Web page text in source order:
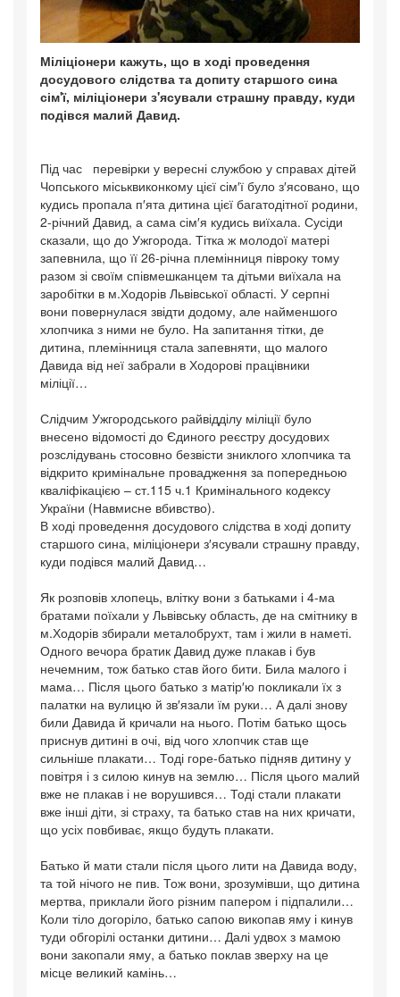
Міліціонери кажуть, що в ході проведення
досудового слідства та допиту старшого сина
сім'ї, міліціонери з'ясували страшну правду, куди
подівся малий Давид.
Під час перевірки у вересні службою у справах дітей
Чопського міськвиконкому цієї сім′ї було з′ясовано, що
кудись пропала п′ята дитина цієї багатодітної родини,
2-річний Давид, а сама сім′я кудись виїхала. Сусіди
сказали, що до Ужгорода. Тітка ж молодої матері
запевнила, що її 26-річна племінниця півроку тому
разом зі своїм співмешканцем та дітьми виїхала на
заробітки в м.Ходорів Львівської області. У серпні
вони повернулася звідти додому, але найменшого
хлопчика з ними не було. На запитання тітки, де
дитина, племінниця стала запевняти, що малого
Давида від неї забрали в Ходорові працівники
міліції…
Слідчим Ужгородського райвідділу міліції було
внесено відомості до Єдиного реєстру досудових
розслідувань стосовно безвісти зниклого хлопчика та
відкрито кримінальне провадження за попередньою
кваліфікацією – ст.115 ч.1 Кримінального кодексу
України (Навмисне вбивство).
В ході проведення досудового слідства в ході допиту
старшого сина, міліціонери з′ясували страшну правду,
куди подівся малий Давид…
Як розповів хлопець, влітку вони з батьками і 4-ма
братами поїхали у Львівську область, де на смітнику в
м.Ходорів збирали металобрухт, там і жили в наметі.
Одного вечора братик Давид дуже плакав і був
нечемним, тож батько став його бити. Била малого і
мама… Після цього батько з матір′ю покликали їх з
палатки на вулицю й зв′язали їм руки… А далі знову
били Давида й кричали на нього. Потім батько щось
приснув дитині в очі, від чого хлопчик став ще
сильніше плакати… Тоді горе-батько підняв дитину у
повітря і з силою кинув на землю… Після цього малий
вже не плакав і не ворушився… Тоді стали плакати
вже інші діти, зі страху, та батько став на них кричати,
що усіх повбиває, якщо будуть плакати.
Батько й мати стали після цього лити на Давида воду,
та той нічого не пив. Тож вони, зрозумівши, що дитина
мертва, приклали його різним папером і підпалили…
Коли тіло догоріло, батько сапою викопав яму і кинув
туди обгорілі останки дитини… Далі удвох з мамою
вони закопали яму, а батько поклав зверху на це
місце великий камінь…